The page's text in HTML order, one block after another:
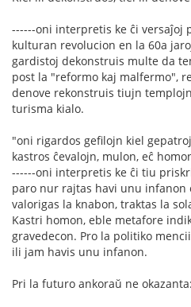
------oni interpretis ke ĉi versaĵoj
kulturan revolucion en la 60a
gardistoj dekonstruis multe da
post la "reformo kaj malfermo",
denove rekonstruis tiujn
turisma kialo.
"oni rigardos gefilojn kiel
kastros ĉevalojn, mulon, eĉ
------oni interpretis ke ĉi tiu
paro nur rajtas havi unu infanon
valorigas la knabon, traktas la
Kastri homon, eble metafore
gravedecon. Pro la politiko
ili jam havis unu infanon.
Pri la futuro ankoraŭ ne okazanta: